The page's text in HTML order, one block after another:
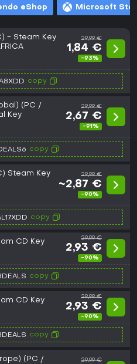
eShop Microsoft
- Steam Key
29,99 €
1,84 €
-93%
copy
(PC /
Key
29,99 €
2,67 €
-91%
copy
Steam Key
29,99 €
~2,87 €
-90%
copy
CD Key 29,99 €
2,93 €
-90%
copy
CD Key 29,99 €
2,93 €
-90%
copy
(PC /
29,99 €